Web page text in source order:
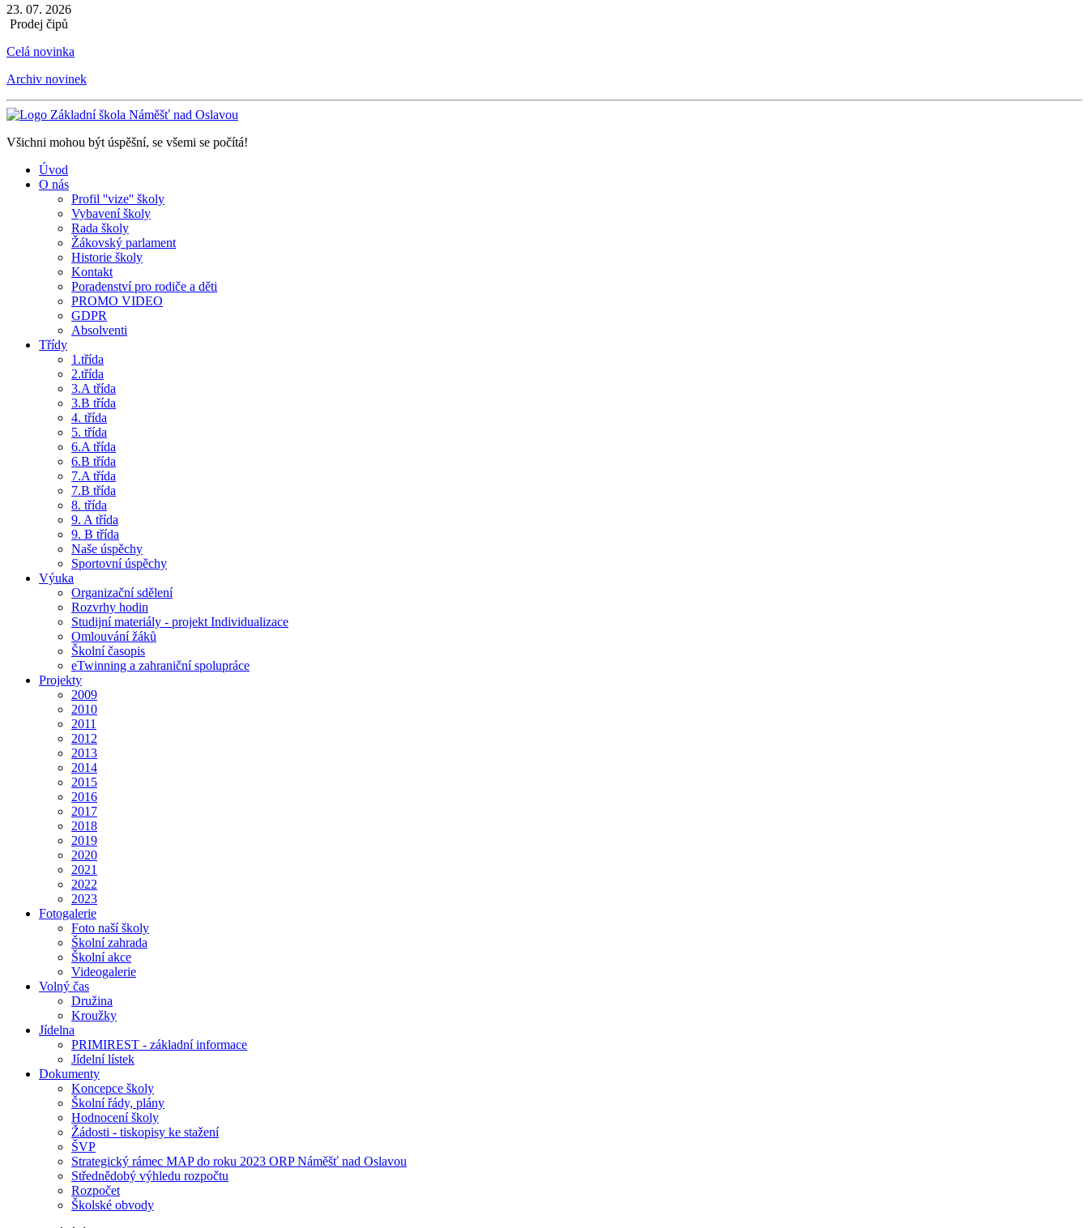
23. 07. 2026
Prodej čipů
Celá novinka
Archiv novinek
Všichni mohou být úspěšní, se všemi se počítá!
Úvod
O nás
Profil ''vize'' školy
Vybavení školy
Rada školy
Žákovský parlament
Historie školy
Kontakt
Poradenství pro rodiče a děti
PROMO VIDEO
GDPR
Absolventi
Třídy
1.třída
2.třída
3.A třída
3.B třída
4. třída
5. třída
6.A třída
6.B třída
7.A třída
7.B třída
8. třída
9. A třída
9. B třída
Naše úspěchy
Sportovní úspěchy
Výuka
Organizační sdělení
Rozvrhy hodin
Studijní materiály - projekt Individualizace
Omlouvání žáků
Školní časopis
eTwinning a zahraniční spolupráce
Projekty
2009
2010
2011
2012
2013
2014
2015
2016
2017
2018
2019
2020
2021
2022
2023
Fotogalerie
Foto naší školy
Školní zahrada
Školní akce
Videogalerie
Volný čas
Družina
Kroužky
Jídelna
PRIMIREST - základní informace
Jídelní lístek
Dokumenty
Koncepce školy
Školní řády, plány
Hodnocení školy
Žádosti - tiskopisy ke stažení
ŠVP
Strategický rámec MAP do roku 2023 ORP Náměšť nad Oslavou
Střednědobý výhledu rozpočtu
Rozpočet
Školské obvody